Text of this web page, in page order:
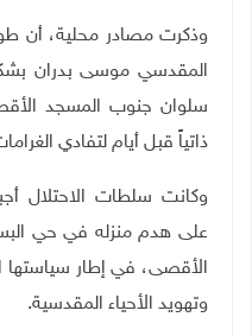
وذكرت مصادر محلية، أن
المقدسي موسى بدران
سلوان جنوب المسجد
ذاتياً قبل أيام لتفادي
وكانت سلطات الاحتلال
على هدم منزله في حي
الأقصى، في إطار سياستها
وتهويد الأحياء المقدسية.